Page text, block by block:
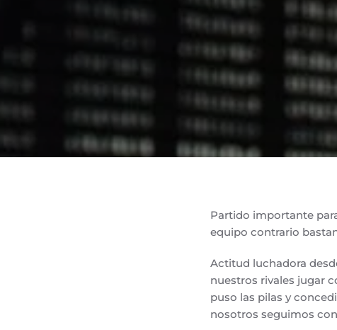
Partido importante
equipo contrario
Actitud luchadora
nuestros rivales jugar
puso las pilas y
nosotros seguimos